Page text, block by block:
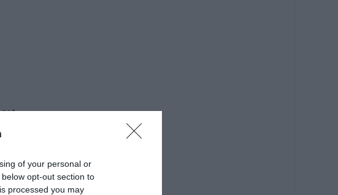
of your personal or
opt-out section to
processed you may